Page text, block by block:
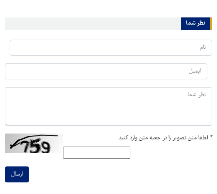
نظر شما
* لطفا متن تصویر را در جعبه متن وارد کنید
ارسال